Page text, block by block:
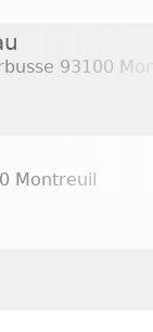
93100
Montreuil